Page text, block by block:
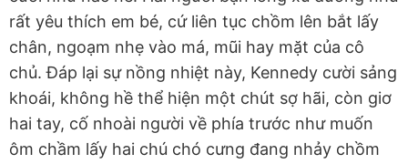
rất yêu thích em bé, cứ liên tục chồm lên bắt lấy
chân, ngoạm nhẹ vào má, mũi hay mặt của cô
chủ. Đáp lại sự nồng nhiệt này, Kennedy cười sảng
khoái, không hề thể hiện một chút sợ hãi, còn giơ
hai tay, cố nhoài người về phía trước như muốn
ôm chầm lấy hai chú chó cưng đang nhảy chồm